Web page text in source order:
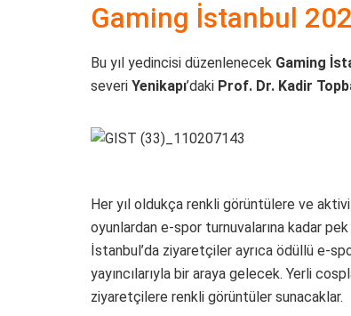
Gaming İstanbul
Bu yıl yedincisi düzenlenecek Gaming
severi Yenikapı’daki Prof. Dr. Kadir
Her yıl oldukça renkli görüntülere ve
oyunlardan e-spor turnuvalarına kadar
İstanbul’da ziyaretçiler ayrıca ödüllü e-
yayıncılarıyla bir araya gelecek. Yerli
ziyaretçilere renkli görüntüler sunacaklar.